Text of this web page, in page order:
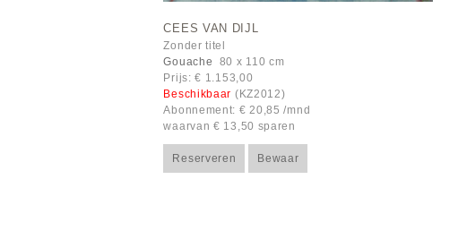
CEES VAN DIJL
Zonder titel
Gouache
80 x 110 cm
Prijs: € 1.153,00
Beschikbaar (KZ2012)
Abonnement: € 20,85 /mnd
waarvan € 13,50 sparen
Reserveren Bewaar